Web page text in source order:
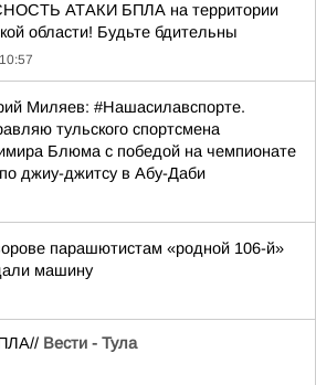
АТАКИ БПЛА на территории
области! Будьте бдительны
10:57
Миляев: #Нашасилавспорте.
тульского спортсмена
Блюма с победой на чемпионате
джиу-джитсу в Абу-Даби
парашютистам «родной 106-й»
машину
Вести - Тула